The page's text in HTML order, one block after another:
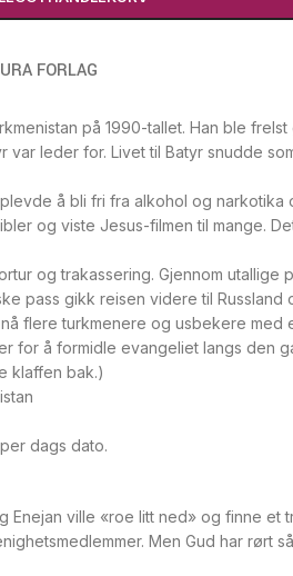
FORLAG
på 1990-tallet. Han ble
leder for. Livet til Batyr snudde
å bli fri fra alkohol og narkotika
og viste Jesus-filmen til mange.
og trakassering. Gjennom utallige
pass gikk reisen videre til Russland
flere turkmenere og usbekere med
for å formidle evangeliet langs den
klaffen bak.)
dags dato.
Enejan ville «roe litt ned» og finne et
Men Gud har rørt